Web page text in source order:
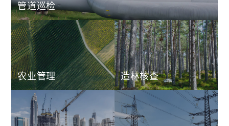
管道巡检
农业管理 造林核查